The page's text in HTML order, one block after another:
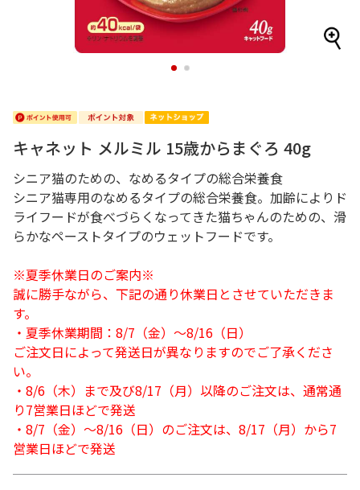
1 2
キャネット メルミル 15歳からまぐろ 40g
シニア猫のための、なめるタイプの総合栄養食
シニア猫専用のなめるタイプの総合栄養食。加齢によりド
ライフードが食べづらくなってきた猫ちゃんのための、滑
らかなペーストタイプのウェットフードです。
※夏季休業日のご案内※
誠に勝手ながら、下記の通り休業日とさせていただきま
す。
・夏季休業期間：8/7（金）～8/16（日）
ご注文日によって発送日が異なりますのでご了承くださ
い。
・8/6（木）まで及び8/17（月）以降のご注文は、通常通
り7営業日ほどで発送
・8/7（金）～8/16（日）のご注文は、8/17（月）から7
営業日ほどで発送